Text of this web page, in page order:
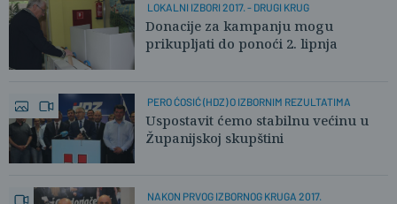
LOKALNI IZBORI 2017. - DRUGI KRUG
Donacije za kampanju mogu
prikupljati do ponoći 2. lipnja
PERO ĆOSIĆ (HDZ) O IZBORNIM REZULTATIMA
Uspostavit ćemo stabilnu većinu u
Županijskoj skupštini
NAKON PRVOG IZBORNOG KRUGA 2017.